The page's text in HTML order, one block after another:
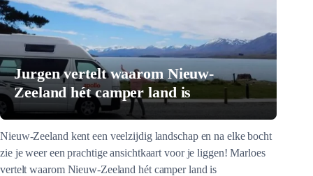
Jurgen vertelt waarom Nieuw-
Zeeland hét camper land is
Nieuw-Zeeland kent een veelzijdig landschap en na elke bocht
zie je weer een prachtige ansichtkaart voor je liggen! Marloes
vertelt waarom Nieuw-Zeeland hét camper land is